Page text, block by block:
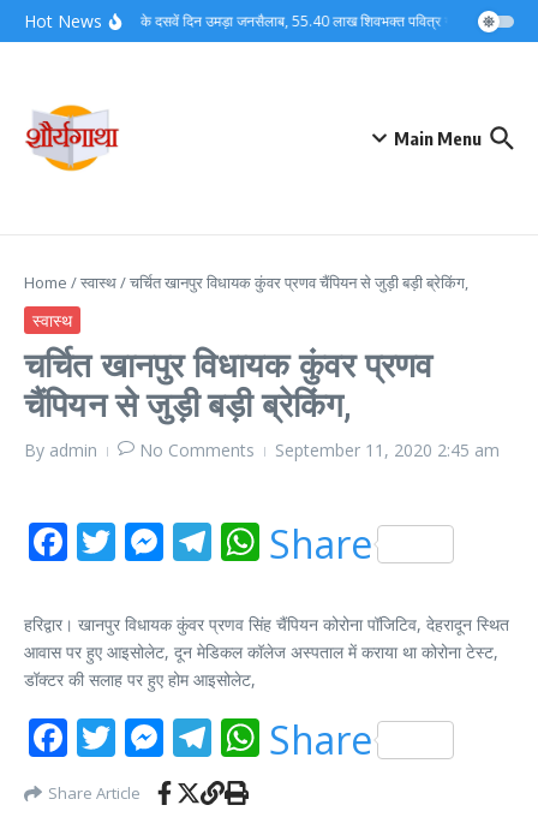
Skip to content
Hot Newsकांवड़ मेले के दसवें दिन उमड़ा जनसैलाब, 55.40 लाख शिवभक्त पवित्र गंगाजल लेकर अपने
Main Menu
Home /स्वास्थ/चर्चित खानपुर विधायक कुंवर प्रणव चैंपियन से जुड़ी बड़ी ब्रेकिंग,
स्वास्थ
चर्चित खानपुर विधायक कुंवर प्रणव
चैंपियन से जुड़ी बड़ी ब्रेकिंग,
By admin No Comments September 11, 2020 2:45 am
Facebook
Twitter
Messenger
Telegram
WhatsApp
Share
हरिद्वार। खानपुर विधायक कुंवर प्रणव सिंह चैंपियन कोरोना पॉजिटिव, देहरादून स्थित
आवास पर हुए आइसोलेट, दून मेडिकल कॉलेज अस्पताल में कराया था कोरोना टेस्ट,
डॉक्टर की सलाह पर हुए होम आइसोलेट,
Facebook
Twitter
Messenger
Telegram
WhatsApp
Share
Share Article